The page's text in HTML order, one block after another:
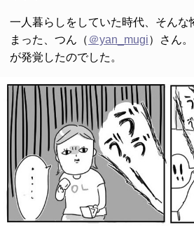
一人暮らしをしていた時代、そんな
まった、つん（ ＠yan_mugi）さん
が発覚したのでした。